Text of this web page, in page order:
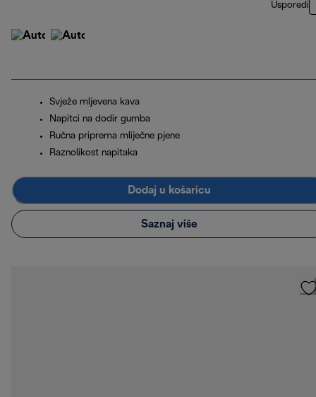
Usporedi
Svježe mljevena kava
Napitci na dodir gumba
Ručna priprema mliječne pjene
Raznolikost napitaka
Dodaj u košaricu
Saznaj više